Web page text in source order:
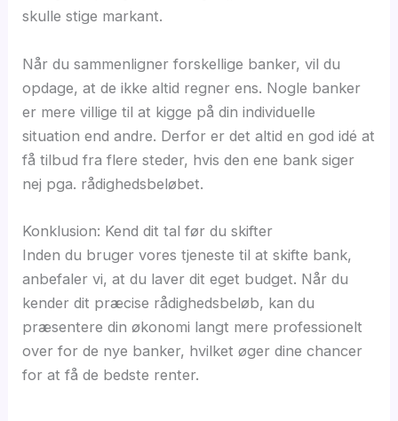
skulle stige markant.
Når du sammenligner forskellige banker, vil du
opdage, at de ikke altid regner ens. Nogle banker
er mere villige til at kigge på din individuelle
situation end andre. Derfor er det altid en god idé at
få tilbud fra flere steder, hvis den ene bank siger
nej pga. rådighedsbeløbet.
Konklusion: Kend dit tal før du skifter
Inden du bruger vores tjeneste til at skifte bank,
anbefaler vi, at du laver dit eget budget. Når du
kender dit præcise rådighedsbeløb, kan du
præsentere din økonomi langt mere professionelt
over for de nye banker, hvilket øger dine chancer
for at få de bedste renter.